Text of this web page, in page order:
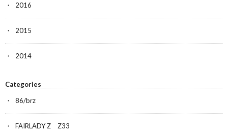
2016
2015
2014
Categories
86/brz
FAIRLADY Z Z33